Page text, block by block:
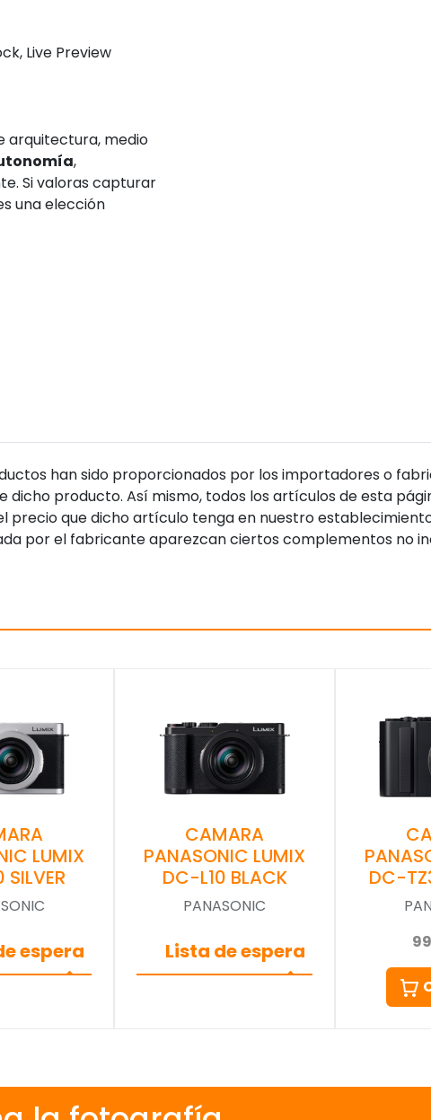
Live Preview
arquitectura, medio
,
Si valoras capturar
una elección
han sido proporcionados por los importadores o
producto. Así mismo, todos los artículos de esta
precio que dicho artículo tenga en nuestro
por el fabricante aparezcan ciertos complementos no
LUMIX
espera
CAMARA
PANASONIC LUMIX
DC-L10 BLACK
PANASONIC
Lista de espera
DC-